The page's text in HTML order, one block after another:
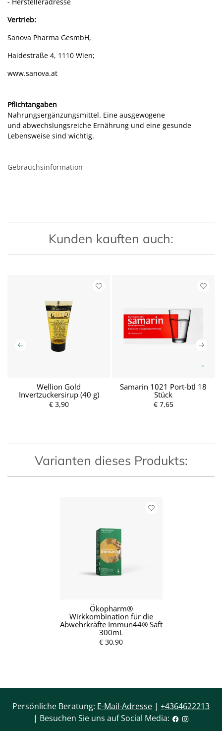
Vertrieb:
Sanova Pharma GesmbH,
Haidestraße 4, 1110 Wien;
www.sanova.at
Pflichtangaben
Nahrungsergänzungsmittel. Eine ausgewogene
und abwechslungsreiche Ernährung und eine gesunde
Lebensweise sind wichtig.
Gebrauchsinformation
Kunden kauften auch:
Wellion Gold
Invertzuckersirup (40 g)
€ 3,90
Samarin 1021 Port-btl 18
Stück
€ 7,65
Varianten dieses Produkts:
Ökopharm®
Wirkkombination für die
Abwehrkräfte Immun44® Saft
300mL
€ 30,90
Persönliche Beratung: E-Mail-Adresse | +4364622213
| Besuchen Sie uns auf Social Media: